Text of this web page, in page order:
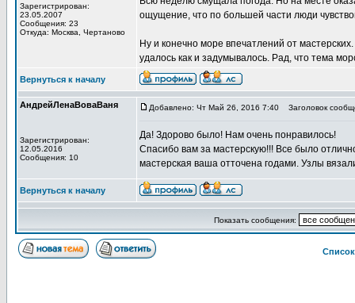
Зарегистрирован:
23.05.2007
Сообщения: 23
Откуда: Москва, Чертаново
ощущение, что по большей части люди
Ну и конечно море впечатлений от
удалось как и задумывалось. Рад, что тема
Вернуться к началу
АндрейЛенаВоваВаня
Зарегистрирован:
12.05.2016
Сообщения: 10
Добавлено: Чт Май 26, 2016 7:40 Заголовок
Да! Здорово было! Нам очень понравилось!
Спасибо вам за мастерскую!!! Все было
мастерская ваша отточена годами. Узлы
Вернуться к началу
Показать сообщения: